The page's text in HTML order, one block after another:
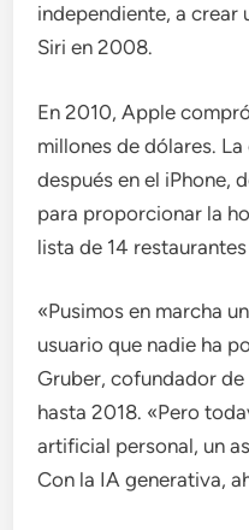
independiente, a crear
Siri en 2008.
En 2010, Apple
millones de dólares.
después en el iPhone,
para proporcionar la
lista de 14
«Pusimos en marcha
usuario que nadie ha
Gruber, cofundador
hasta 2018. «Pero
artificial personal, un
Con la IA generativa,